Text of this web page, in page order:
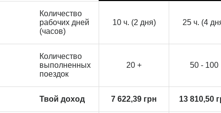
Количество
рабочих дней
(часов)
10 ч. (2 дня) 25 ч. (4
Количество
выполненных
поездок
20 + 50 - 100
Твой доход 7 622,39 грн 13 810,50